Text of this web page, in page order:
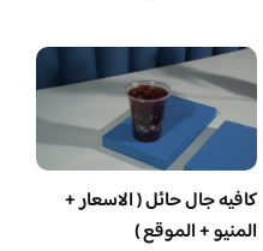
كافيه جال حائل ( الاسعار +
المنيو + الموقع )